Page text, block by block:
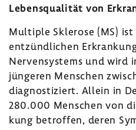
Lebens­qua­lität von
Multiple Skle­rose (MS)
entzünd­li­chen
Nerven­sys­tems und wird
jüngeren Menschen
diagnos­ti­ziert. Allein in
280.000 Menschen von
kung betroffen, deren